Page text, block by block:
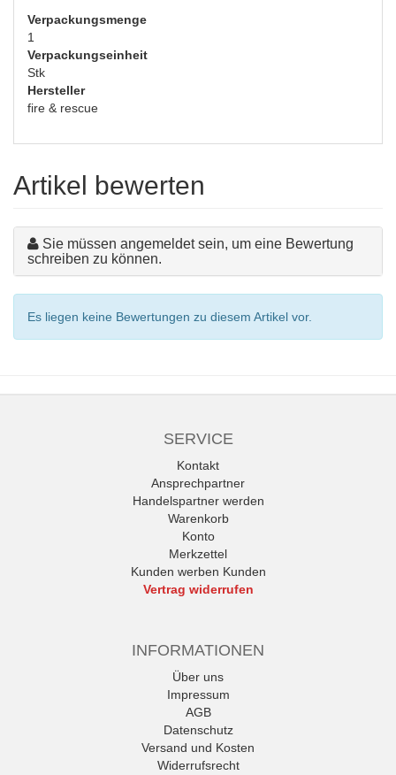
Verpackungsmenge
1
Verpackungseinheit
Stk
Hersteller
fire & rescue
Artikel bewerten
Sie müssen angemeldet sein, um eine Bewertung
schreiben zu können.
Es liegen keine Bewertungen zu diesem Artikel vor.
SERVICE
Kontakt
Ansprechpartner
Handelspartner werden
Warenkorb
Konto
Merkzettel
Kunden werben Kunden
Vertrag widerrufen
INFORMATIONEN
Über uns
Impressum
AGB
Datenschutz
Versand und Kosten
Widerrufsrecht